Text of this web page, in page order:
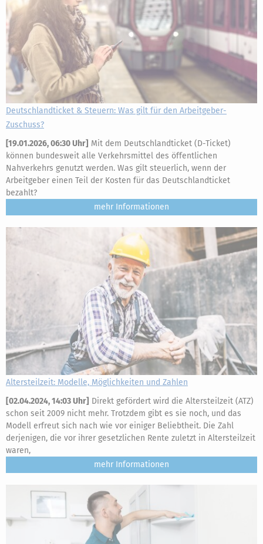
Deutschlandticket & Steuern: Was gilt für den Arbeitgeber-
Zuschuss?
[19.01.2026, 06:30 Uhr] Mit dem Deutschlandticket (D-Ticket)
können bundesweit alle Verkehrsmittel des öffentlichen
Nahverkehrs genutzt werden. Was gilt steuerlich, wenn der
Arbeitgeber einen Teil der Kosten für das Deutschlandticket
bezahlt?
mehr
Altersteilzeit: Modelle, Möglichkeiten und Zahlen
[02.04.2024, 14:03 Uhr] Direkt gefördert wird die Altersteilzeit (ATZ)
schon seit 2009 nicht mehr. Trotzdem gibt es sie noch, und das
Modell erfreut sich nach wie vor einiger Beliebtheit. Die Zahl
derjenigen, die vor ihrer gesetzlichen Rente zuletzt in Altersteilzeit
waren,
mehr